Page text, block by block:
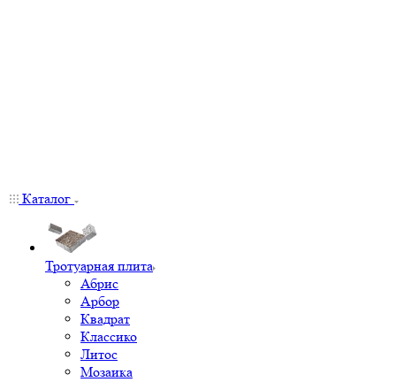
Каталог
Тротуарная плита
Абрис
Арбор
Квадрат
Классико
Литос
Мозаика